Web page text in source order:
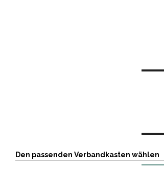
Den passenden Verbandkasten wählen